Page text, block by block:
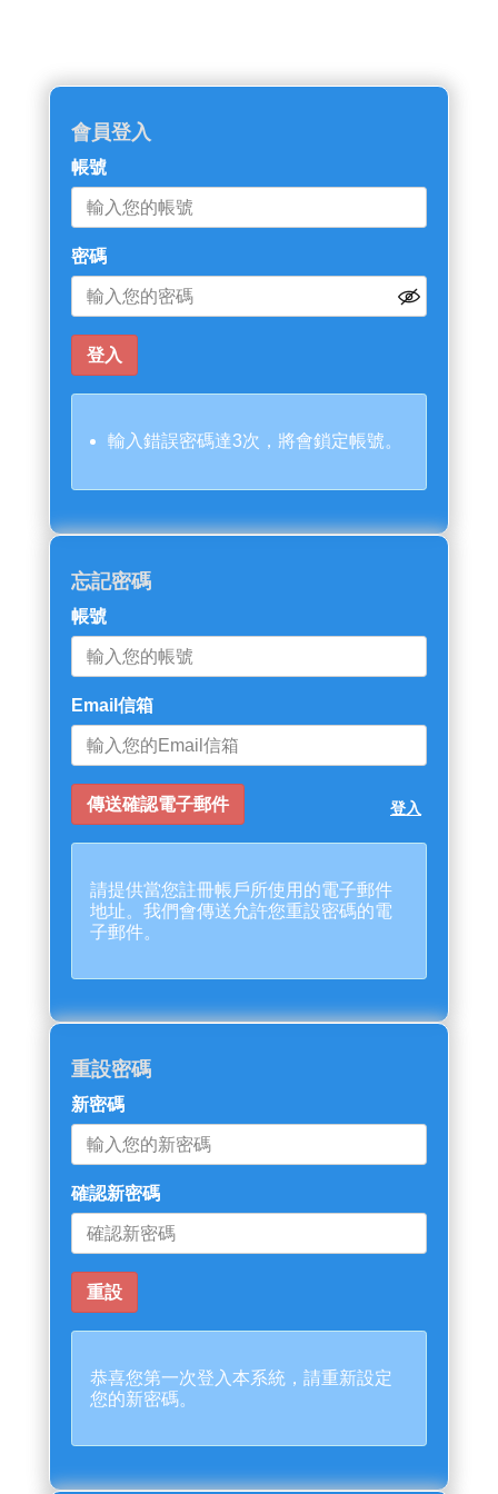
會員登入
帳號
密碼
輸入錯誤密碼達3次，將會鎖定帳號。
忘記密碼
帳號
Email信箱
登入
請提供當您註冊帳戶所使用的電子郵件
地址。我們會傳送允許您重設密碼的電
子郵件。
重設密碼
新密碼
確認新密碼
恭喜您第一次登入本系統，請重新設定
您的新密碼。